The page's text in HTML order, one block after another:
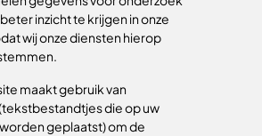
inzicht te krijgen in onze
wij onze diensten hierop
maakt gebruik van
die op uw
geplaatst) om de